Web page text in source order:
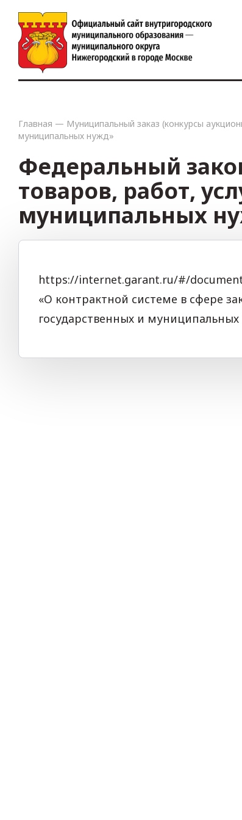
Главная — Муниципальный заказ (конкурсы
муниципальных нужд»
Федеральный
товаров, работ,
муниципальных
https://internet.garant.ru/#/
«О контрактной системе в сфере
государственных и